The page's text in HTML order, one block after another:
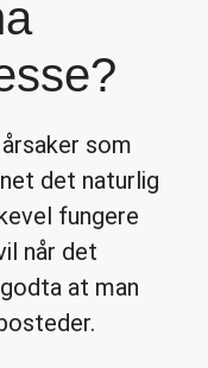
som
det naturlig
fungere
når det
at man